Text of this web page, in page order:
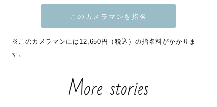
＝＝＝＝＝＝＝＝＝＝＝＝＝＝＝＝＝＝＝＝
初めまして！フリーランスカメラマンの、makiです。
カメラマン歴9年。
ニューボーンに始まり、あっという間に七五三、第二子誕
多くのご家族様の成長やお祝いを見守らせていただいてい
※このカメラマンには12,650円（税込）の指名料がかかりま
す。
More stories